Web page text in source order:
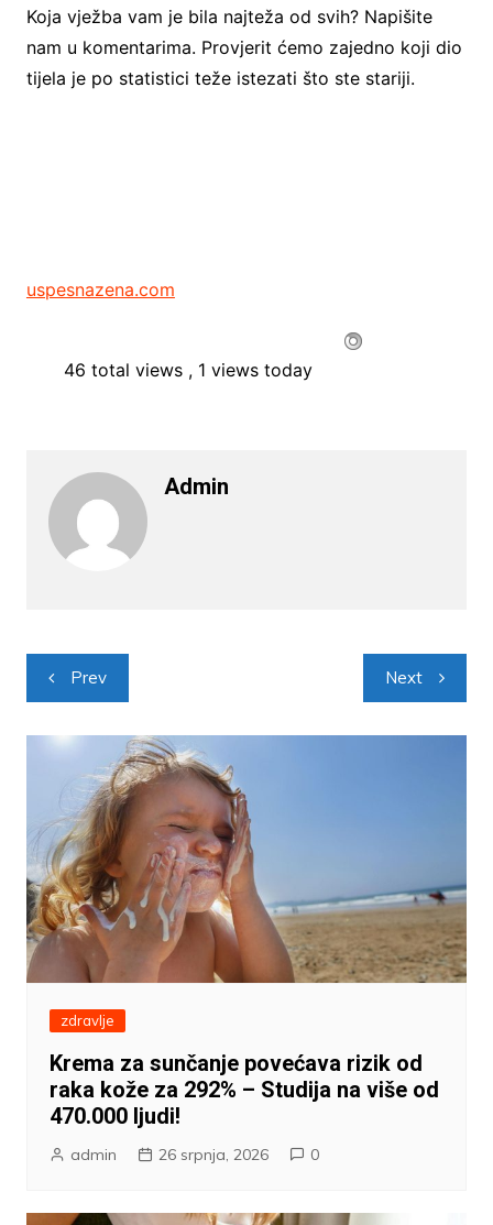
Koja vježba vam je bila najteža od svih? Napišite
nam u komentarima. Provjerit ćemo zajedno koji dio
tijela je po statistici teže istezati što ste stariji.
uspesnazena.com
46 total views , 1 views today
Admin
Navigacija
objava
Prev Next
zdravlje
Krema za sunčanje povećava rizik od
raka kože za 292% – Studija na više od
470.000 ljudi!
admin 26 srpnja, 2026 0